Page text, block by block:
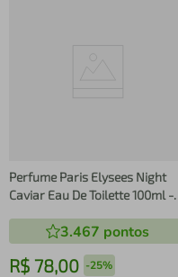
Perfume Paris Elysees Night
Caviar Eau De Toilette 100ml -
3.467 pontos
R$ 78,00 -25%